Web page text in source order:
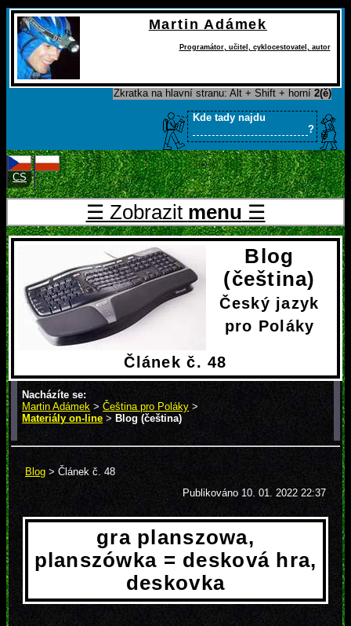
Martin Adámek
Programátor, učitel cyklocestovatel autor
Zkratka na hlavní stranu: Alt + Shift + horní 2(ě)
Kde tady najdu
?
CS PL
☰ Zobrazit menu ☰
Blog
(čeština)
Český jazyk
pro Poláky
Článek č. 48
Nacházíte se:
Martin Adámek >Čeština pro Poláky >
Materiály on-line >Blog (čeština)
> Článek č. 48
Blog > Článek č. 48
Publikováno 10. 01. 2022 22:37
gra planszowa,
planszówka = desková hra,
deskovka